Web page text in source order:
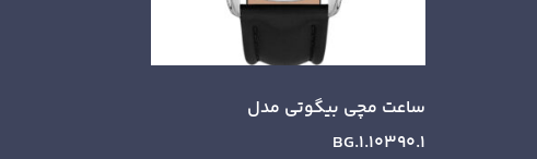
ساعت مچی بیگوتی مدل
BG.1.10390.1